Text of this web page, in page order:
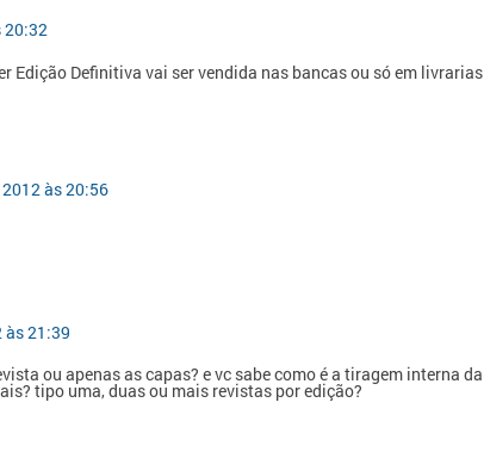
20:32
Edição Definitiva vai ser vendida nas bancas ou só em livrarias
às 20:56
às 21:39
ou apenas as capas? e vc sabe como é a tiragem interna da
tipo uma, duas ou mais revistas por edição?